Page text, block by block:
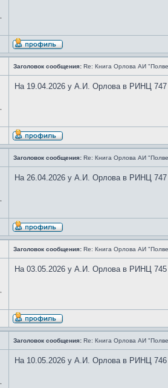
Заголовок сообщения: Re: Книга Орлова АИ
На 19.04.2026 у А.И. Орлова в РИНЦ 747
Заголовок сообщения: Re: Книга Орлова АИ
На 26.04.2026 у А.И. Орлова в РИНЦ 747
Заголовок сообщения: Re: Книга Орлова АИ
На 03.05.2026 у А.И. Орлова в РИНЦ 745
Заголовок сообщения: Re: Книга Орлова АИ
На 10.05.2026 у А.И. Орлова в РИНЦ 746